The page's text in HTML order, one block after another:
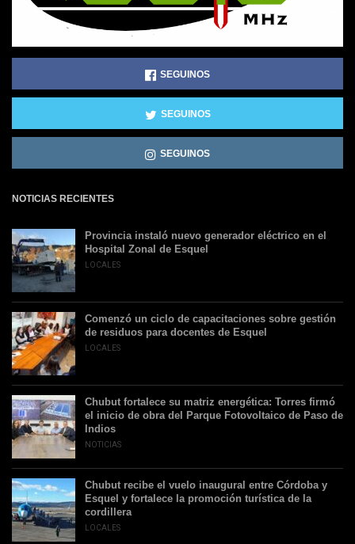
SEGUINOS
SEGUINOS
SEGUINOS
NOTICIAS RECIENTES
Provincia instaló nuevo generador eléctrico en el
Hospital Zonal de Esquel
LOCALES
Comenzó un ciclo de capacitaciones sobre gestión
de residuos para docentes de Esquel
LOCALES
Chubut fortalece su matriz energética: Torres firmó
el inicio de obra del Parque Fotovoltaico de Paso de
Indios
NOTICIAS
Chubut recibe el vuelo inaugural entre Córdoba y
Esquel y fortalece la promoción turística de la
cordillera
LOCALES